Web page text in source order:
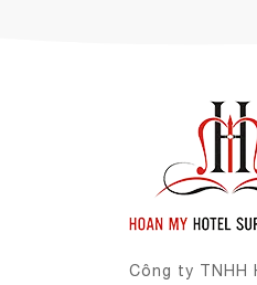
Công ty TNHH